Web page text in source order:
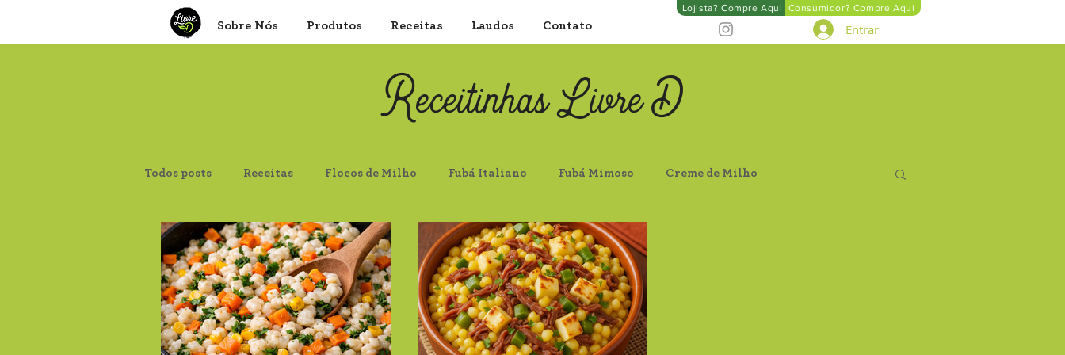
Lojista? Compre Aqui
Sobre Nós Produtos Receitas Laudos Contato
Consumidor? Compre Aqui
Entrar
Receitinhas Livre D
Todos posts Receitas Flocos de Milho Fubá Italiano Fubá Mimoso Creme de Milho
Canjica de Milho Aveia Flocos Finos Aveia Flocos Grossos Farelo de Aveia
Psyllium Proteína de Soja Escura Proteína de Soja Clara Castanha do Pará Integral